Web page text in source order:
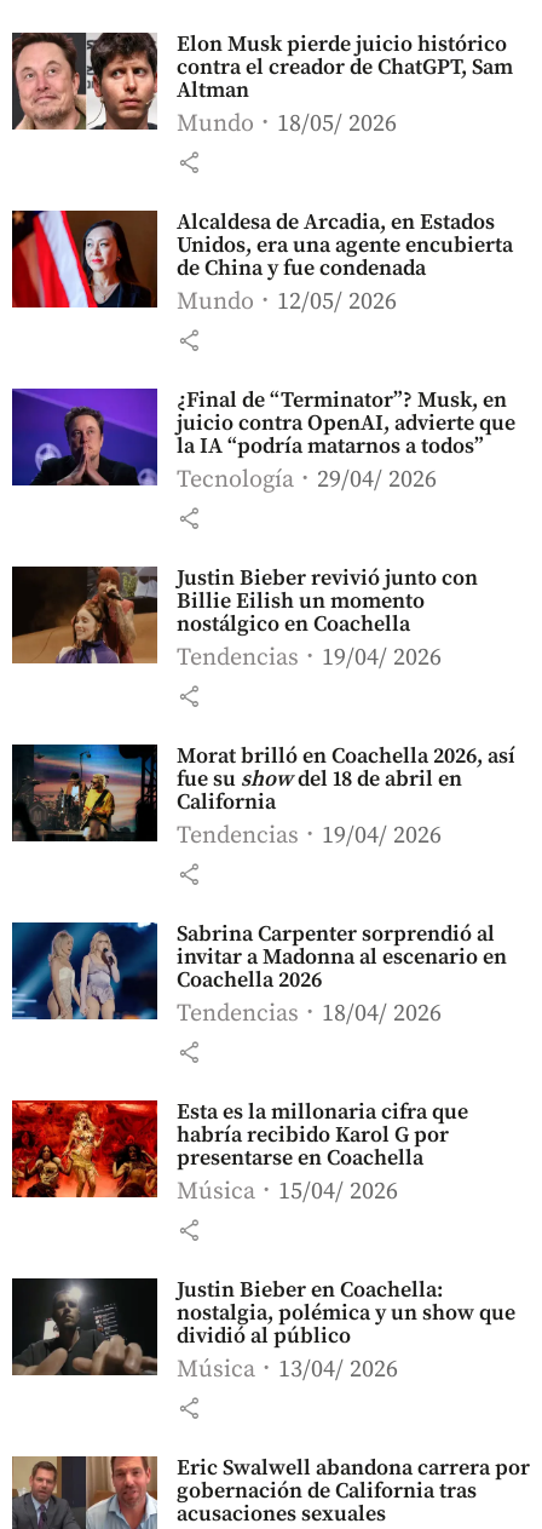
Elon Musk pierde juicio histórico
contra el creador de ChatGPT, Sam
Altman
Mundo 18/05/ 2026
share
Alcaldesa de Arcadia, en Estados
Unidos, era una agente encubierta
de China y fue condenada
Mundo 12/05/ 2026
share
¿Final de “Terminator”? Musk, en
juicio contra OpenAI, advierte que
la IA “podría matarnos a todos”
Tecnología 29/04/ 2026
share
Justin Bieber revivió junto con
Billie Eilish un momento
nostálgico en Coachella
Tendencias 19/04/ 2026
share
Morat brilló en Coachella 2026, así
fue su showdel 18 de abril en
California
Tendencias 19/04/ 2026
share
Sabrina Carpenter sorprendió al
invitar a Madonna al escenario en
Coachella 2026
Tendencias 18/04/ 2026
share
Esta es la millonaria cifra que
habría recibido Karol G por
presentarse en Coachella
Música 15/04/ 2026
share
Justin Bieber en Coachella:
nostalgia, polémica y un show que
dividió al público
Música 13/04/ 2026
share
Eric Swalwell abandona carrera por
gobernación de California tras
acusaciones sexuales